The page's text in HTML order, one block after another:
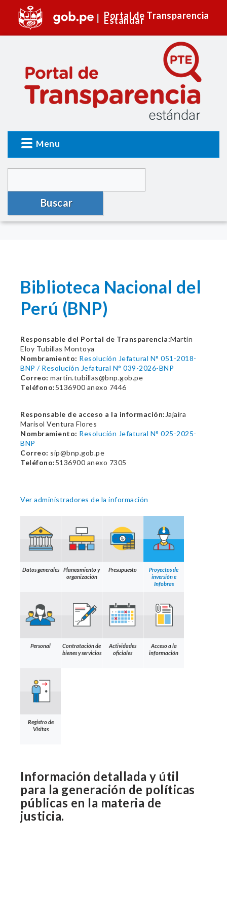
Portal de Transparencia
Estándar
Menu
Buscar
Biblioteca Nacional del
Perú (BNP)
Responsable del Portal de Transparencia:Martín
Eloy Tubillas Montoya
Nombramiento: Resolución Jefatural N° 051-2018-
BNP / Resolución Jefatural N° 039-2026-BNP
Correo: martin.tubillas@bnp.gob.pe
Teléfono:5136900 anexo 7446
Responsable de acceso a la información: Jajaira
Marisol Ventura Flores
Nombramiento: Resolución Jefatural N° 025-2025-
BNP
Correo: sip@bnp.gob.pe
Teléfono:5136900 anexo 7305
Ver administradores de la información
Datos generales
Planeamiento y
organización
Presupuesto
Proyectos de
inversión e
Infobras
Personal
Contratación de
bienes y servicios
Actividades
oficiales
Acceso a la
información
Registro de
Visitas
Información detallada y útil
para la generación de políticas
públicas en la materia de
justicia.